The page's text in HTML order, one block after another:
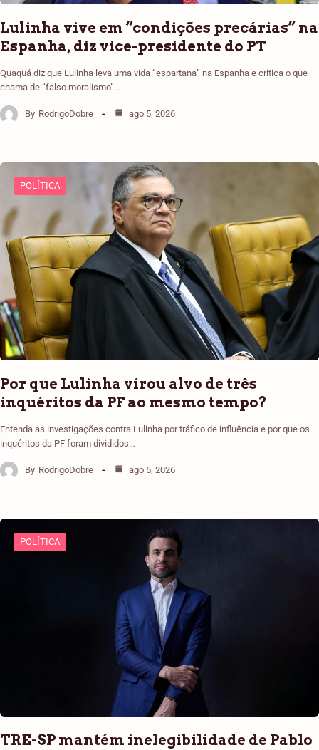
Lulinha vive em “condições precárias” na
Espanha, diz vice-presidente do PT
Quaquá diz que Lulinha leva uma vida “espartana” na Espanha e critica o que
chama de “falso moralismo”…
By RodrigoDobre ago 5, 2026
POLÍTICA
Por que Lulinha virou alvo de três
inquéritos da PF ao mesmo tempo?
Entenda as investigações contra Lulinha por tráfico de influência e por que os
inquéritos da PF foram divididos…
By RodrigoDobre ago 5, 2026
POLÍTICA
TRE-SP mantém inelegibilidade de Pablo